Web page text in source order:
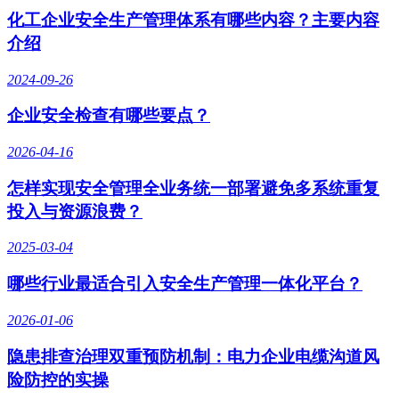
化工企业安全生产管理体系有哪些内容？主要内容
介绍
2024-09-26
企业安全检查有哪些要点？
2026-04-16
怎样实现安全管理全业务统一部署避免多系统重复
投入与资源浪费？
2025-03-04
哪些行业最适合引入安全生产管理一体化平台？
2026-01-06
隐患排查治理双重预防机制：电力企业电缆沟道风
险防控的实操